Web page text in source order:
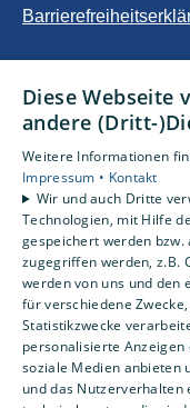
Privatkunden
Gewerbekunden
Karriere
Unternehmen
Kontakt
Um externe
Weitere
Diese Webseite
andere (Dritt-
Weitere Informationen
Impressum • Kontakt
Wir und auch Dritte
Technologien, mit Hilfe
gespeichert werden
zugegriffen werden, z.B.
werden von uns und den
für verschiedene
Statistikzwecke
personalisierte
soziale Medien anbieten
und das Nutzerverhalten